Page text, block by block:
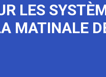
LES
MATINALE